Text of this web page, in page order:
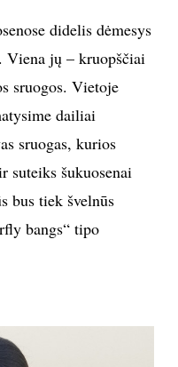
didelis dėmesys
Viena jų – kruopščiai
sruogos. Vietoje
dailiai
sruogas, kurios
suteiks šukuosenai
bus tiek švelnūs
bangs“ tipo